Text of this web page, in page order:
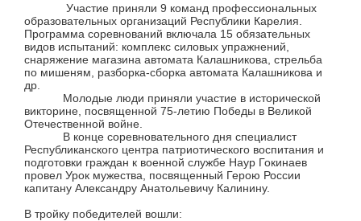
Участие приняли 9 команд профессиональных
образовательных организаций Республики Карелия.
Программа соревнований включала 15 обязательных
видов испытаний: комплекс силовых упражнений,
снаряжение магазина автомата Калашникова, стрельба
по мишеням, разборка-сборка автомата Калашникова и
др.
Молодые люди приняли участие в исторической
викторине, посвященной 75-летию Победы в Великой
Отечественной войне.
В конце соревновательного дня специалист
Республиканского центра патриотического воспитания и
подготовки граждан к военной службе Наур Гокинаев
провел Урок мужества, посвященный Герою России
капитану Александру Анатольевичу Калинину.
В тройку победителей вошли: